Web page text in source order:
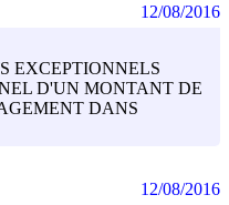
EXCEPTIONNELS
D'UN MONTANT DE
DANS
12/08/2016
12/08/2016